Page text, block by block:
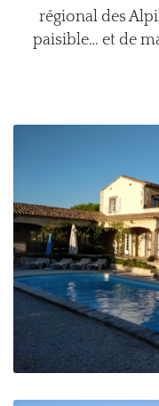
régional des
paisible… et de